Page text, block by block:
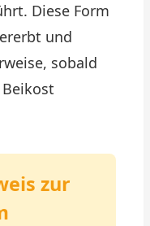
Diese Form
und
sobald
zur